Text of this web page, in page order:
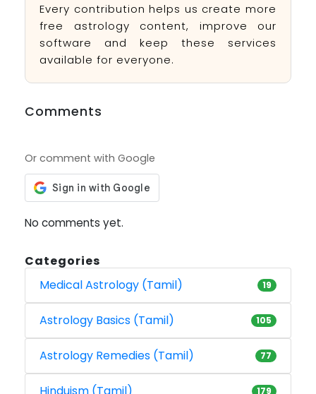
Every contribution helps us create more
free astrology content, improve our
software and keep these services
available for everyone.
Comments
Or comment with Google
No comments yet.
Categories
Medical Astrology (Tamil)
19
Astrology Basics (Tamil) 105
Astrology Remedies (Tamil) 77
Hinduism (Tamil) 179